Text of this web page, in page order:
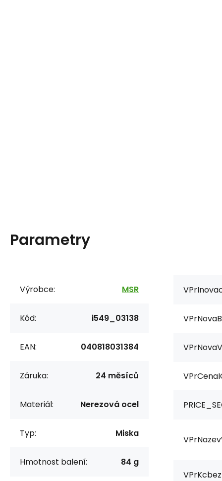
Parametry
Výrobce: MSR
Kód: i549_03138
EAN: 040818031384
Záruka: 24 měsíců
Materiál: Nerezová ocel
Typ: Miska
Hmotnost balení: 84 g